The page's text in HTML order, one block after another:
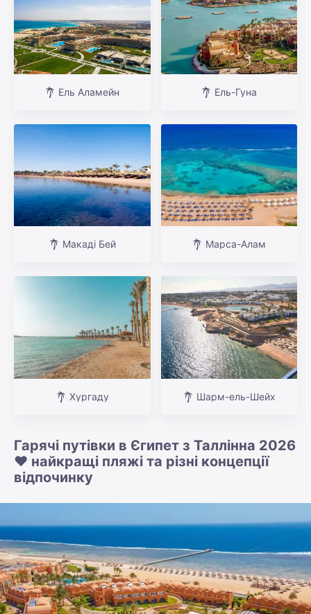
Ель Аламейн Ель-Гуна
Макаді Бей Марса-Алам
Хургаду Шарм-ель-Шейх
Гарячі путівки в Єгипет з Таллінна 2026
❤️ найкращі пляжі та різні концепції
відпочинку